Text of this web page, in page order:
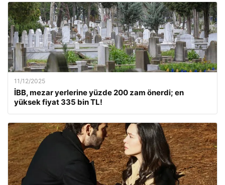
11/12/2025
İBB, mezar yerlerine yüzde 200 zam önerdi; en
yüksek fiyat 335 bin TL!